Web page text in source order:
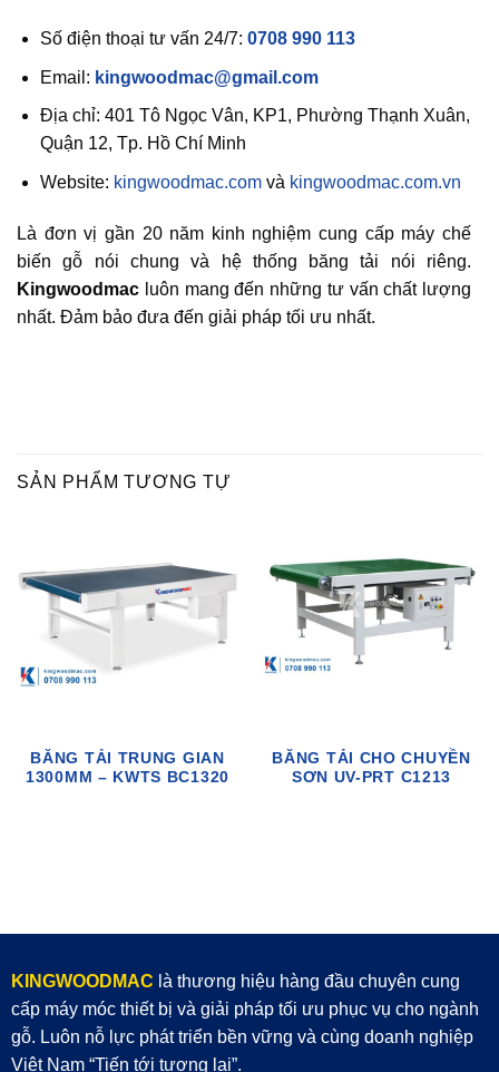
Số điện thoại tư vấn 24/7: 0708 990 113
Email: kingwoodmac@gmail.com
Địa chỉ: 401 Tô Ngọc Vân, KP1, Phường Thạnh Xuân,
Quận 12, Tp. Hồ Chí Minh
Website: kingwoodmac.comvà kingwoodmac.com.vn
Là đơn vị gần 20 năm kinh nghiệm cung cấp máy chế
biến gỗ nói chung và hệ thống băng tải nói riêng.
Kingwoodmac luôn mang đến những tư vấn chất lượng
nhất. Đảm bảo đưa đến giải pháp tối ưu nhất.
SẢN PHẨM TƯƠNG TỰ
BĂNG TẢI TRUNG GIAN
1300MM – KWTS BC1320
BĂNG TẢI CHO CHUYỀN
SƠN UV-PRT C1213
KINGWOODMAC là thương hiệu hàng đầu chuyên cung
cấp máy móc thiết bị và giải pháp tối ưu phục vụ cho ngành
gỗ. Luôn nỗ lực phát triển bền vững và cùng doanh nghiệp
Việt Nam “Tiến tới tương lai”.